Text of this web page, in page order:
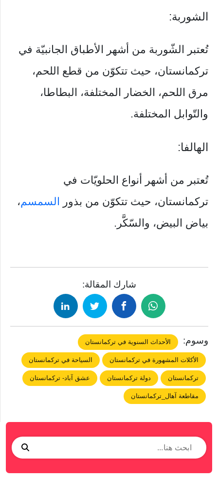
الشوربة:
تُعتبر الشّوربة من أشهر الأطباق الجانبيّة في
تركمانستان، حيث تتكوّن من قطع اللحم،
مرق اللحم، الخضار المختلفة، البطاطا،
والتّوابل المختلفة.
الهالفا:
تُعتبر من أشهر أنواع الحلويّات في
تركمانستان، حيث تتكوّن من بذور السمسم،
بياض البيض، والسّكَّر.
شارك المقالة:
وسوم: الأحداث السنوية في تركمانستان
الأكلات المشهورة في تركمانستان السياحة في تركمانستان
تركمانستان دولة تركمانستان عشق آباد- تركمانستان
مقاطعة آهال_تركمانستان